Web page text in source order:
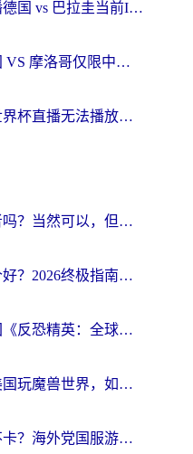
在海外看世界杯直播德国 vs 巴拉圭当前IP受限制？这篇指南帮你轻松解决地区限制
在国外看世界杯法国 VS 摩洛哥仅限中国大陆？别让地域限制拦下你的欢呼
在澳大利亚看抖音世界杯直播无法播放？海外党体育观赛终极指南来了！
身在国外可以玩王者吗？当然可以，但你需要这份“加速”指南
海外游戏加速器哪个好？2026终极指南帮你畅玩国服+解决卡顿难题
身在海外，如何找回《反恐精英：全球攻势》国服的丝滑手感？一份给你的终极指南
从纽约到暴风城：美国玩魔兽世界，如何找到你的最佳网络航线
日本怎么玩奥拉星不卡？海外党国服游戏加速器选择全攻略